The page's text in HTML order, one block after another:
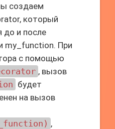
создаем
который
до и после
my_function. При
с помощью
, вызов
будет
на вызов
,